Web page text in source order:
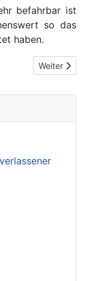
befahrbar ist
so das
haben.
Nächster
Weiter